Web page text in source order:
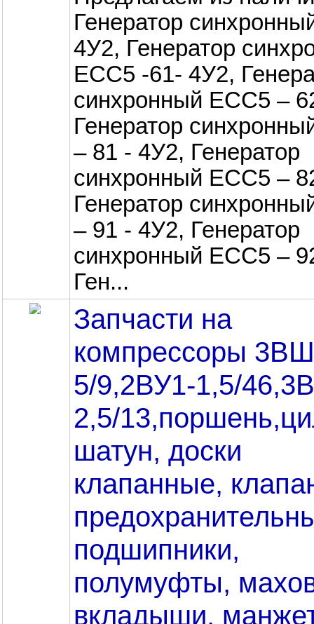
Генератор
4У2, Генератор
ЕСС5 -61- 4У2,
синхронный ЕСС5 –
Генератор
– 81 - 4У2, Генератор
синхронный ЕСС5 –
Генератор
– 91 - 4У2, Генератор
синхронный ЕСС5 –
Ген...
Запчасти на
компрессоры
5/9,2ВУ1-1,5/
2,5/
шатун, доски
клапанные,
подшипники,
полумуфты,
вкладыши,